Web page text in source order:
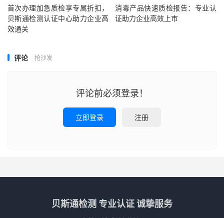
首次办理加急质检享专属折扣，
贝斯通检测认证中心助力企业高
效通关
消毒产品快速质检报告：专业认
证助力企业高效上市
评论 抢沙发
评论前必须登录！
立即登录 注册
贝斯通检测 专业认证 诚挚服务